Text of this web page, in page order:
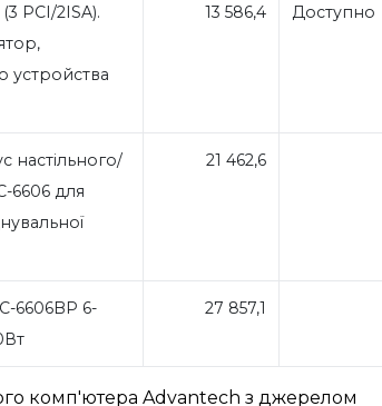
PCI/2ISA).
устройства
13 586,4 Доступно
6606 для
21 462,6
6606BP 6-
27 857,1
комп'ютера Advantech з джерелом